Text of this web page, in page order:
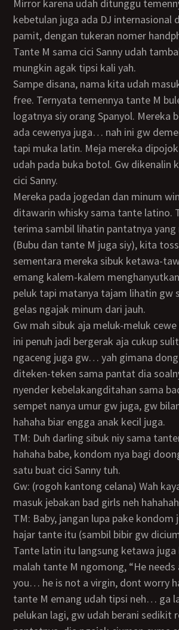
Mirror karena udah ditunggu
kebetulan juga ada DJ internasional
pamit, dengan tukeran nomer
Tante M sama cici Sanny udah
mungkin agak tipsi kali yah.
Sampe disana, nama kita udah masuk guess list, jadi
free. Ternyata temennya tante M
logatnya siy orang Spanyol. Mereka
ada cewenya juga… nah ini gw
tapi muka latin. Meja mereka
udah pada buka botol. Gw dikenalin
cici Sanny.
Mereka pada jogedan dan minum wine. Gw malah
ditawarin whisky sama tante latino.
terima sambil lihatin pantatnya
(Bubu dan tante M juga siy), kita
sementara mereka sibuk ketawa-
emang kalem-kalem
peluk tapi matanya tajam lihatin gw
gelas ngajak minum dari jauh.
Gw mah sibuk aja meluk-meluk cewe latin ini, tempat
ini penuh jadi bergerak aja cukup
ngaceng juga gw… yah gimana
diteken-teken sama pantat dia
nyender kebelakangditahan sama
sempet nanya umur gw juga, gw
hahaha biar engga anak kecil juga.
TM: Duh darling sibuk niy sama tantenya yang baru…
hahaha babe, kondom nya bagi
satu buat cici Sanny tuh.
Gw: (rogoh kantong celana) Wah kayaknya ada yang
masuk jebakan bad girls neh
TM: Baby, jangan lupa pake kondom juga yah kalo
hajar tante itu (sambil bibir gw
Tante latin itu langsung ketawa juga lihat kita… eh
malah tante M ngomong, “He
you… he is not a virgin, dont worry
tante M emang udah tipsi neh… ga
pelukan lagi, gw udah berani sedikit